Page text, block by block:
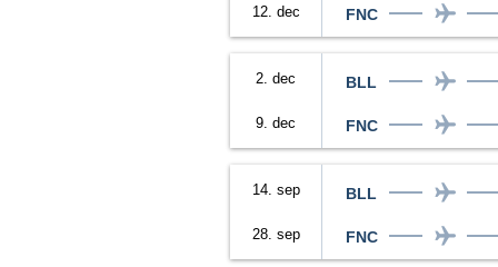
12. dec FNC
2. dec
9. dec
BLL
FNC
14. sep
28. sep
BLL
FNC